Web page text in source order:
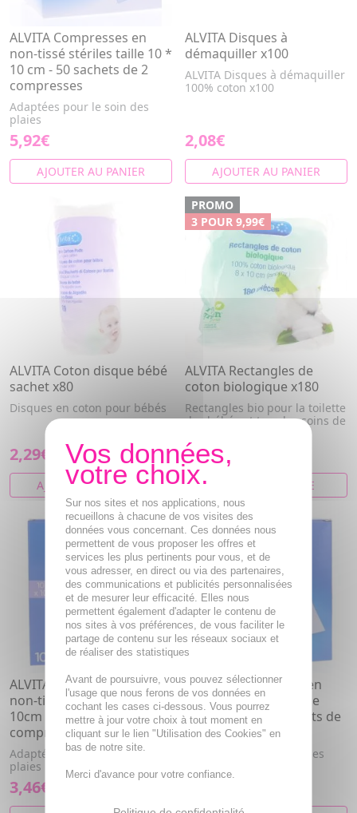
ALVITA Compresses en
non-tissé stériles taille 10 *
10 cm - 50 sachets de 2
compresses
Adaptées pour le soin des
plaies
5,92€
AJOUTER AU PANIER
ALVITA Disques à
démaquiller x100
ALVITA Disques à démaquiller
100% coton x100
2,08€
AJOUTER AU PANIER
ALVITA Coton disque bébé
sachet x80
Disques en coton pour bébés
2,29€
AJOUTER AU PANIER
PROMO
3 POUR 9,99€
ALVITA Rectangles de
coton biologique x180
Rectangles bio pour la toilette
des bébés et tous les soins de
4,16€
VOIR CET ARTICLE
ALVITA Compresses en
non-tissé stériles taille 10 *
10cm - 10 sachets de 2
compresses
Adaptées pour le soin des
plaies
3,46€
ALVITA Compresses en
non-tissé stériles taille
7,5*7,5 cm - 25 sachets de
2 compresses
Adaptées pour le soin des
plaies
Sur nos sites et nos applications, nous
recueillons à chacune de vos visites des
données vous concernant. Ces données nous
permettent de vous proposer les offres et
services les plus pertinents pour vous, et de
vous adresser, en direct ou via des partenaires,
des communications et publicités personnalisées
et de mesurer leur efficacité. Elles nous
permettent également d'adapter le contenu de
nos sites à vos préférences, de vous faciliter le
partage de contenu sur les réseaux sociaux et
de réaliser des statistiques
Avant de poursuivre, vous pouvez sélectionner
l'usage que nous ferons de vos données en
cochant les cases ci-dessous. Vous pourrez
mettre à jour votre choix à tout moment en
cliquant sur le lien "Utilisation des Cookies" en
bas de notre site.
Merci d'avance pour votre confiance.